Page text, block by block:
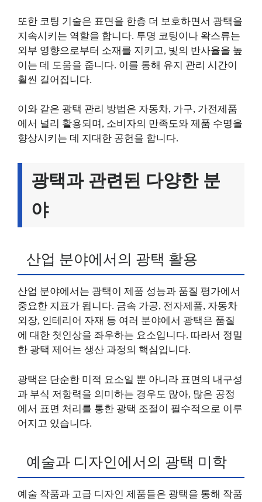
또한 코팅 기술은 표면을 한층 더 보호하면서 광택을
지속시키는 역할을 합니다. 투명 코팅이나 왁스류는
외부 영향으로부터 소재를 지키고, 빛의 반사율을 높
이는 데 도움을 줍니다. 이를 통해 유지 관리 시간이
훨씬 길어집니다.
이와 같은 광택 관리 방법은 자동차, 가구, 가전제품
에서 널리 활용되며, 소비자의 만족도와 제품 수명을
향상시키는 데 지대한 공헌을 합니다.
광택과 관련된 다양한 분
야
산업 분야에서의 광택 활용
산업 분야에서는 광택이 제품 성능과 품질 평가에서
중요한 지표가 됩니다. 금속 가공, 전자제품, 자동차
외장, 인테리어 자재 등 여러 분야에서 광택은 품질
에 대한 첫인상을 좌우하는 요소입니다. 따라서 정밀
한 광택 제어는 생산 과정의 핵심입니다.
광택은 단순한 미적 요소일 뿐 아니라 표면의 내구성
과 부식 저항력을 의미하는 경우도 많아, 많은 공정
에서 표면 처리를 통한 광택 조절이 필수적으로 이루
어지고 있습니다.
예술과 디자인에서의 광택 미학
예술 작품과 고급 디자인 제품들은 광택을 통해 작품